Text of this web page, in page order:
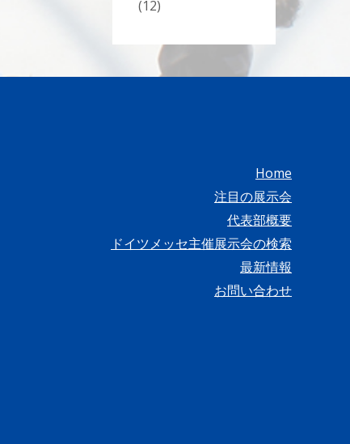
(12)
Home
注目の展示会
代表部概要
ドイツメッセ主催展示会の検索
最新情報
お問い合わせ